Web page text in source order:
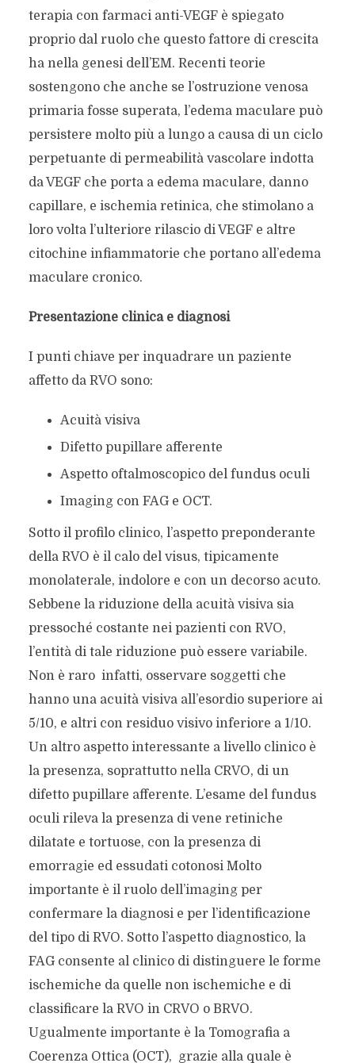
terapia con farmaci anti-VEGF è spiegato
proprio dal ruolo che questo fattore di crescita
ha nella genesi dell’EM. Recenti teorie
sostengono che anche se l’ostruzione venosa
primaria fosse superata, l’edema maculare può
persistere molto più a lungo a causa di un ciclo
perpetuante di permeabilità vascolare indotta
da VEGF che porta a edema maculare, danno
capillare, e ischemia retinica, che stimolano a
loro volta l’ulteriore rilascio di VEGF e altre
citochine infiammatorie che portano all’edema
maculare cronico.
Presentazione clinica e diagnosi
I punti chiave per inquadrare un paziente
affetto da RVO sono:
Acuità visiva
Difetto pupillare afferente
Aspetto oftalmoscopico del fundus oculi
Imaging con FAG e OCT.
Sotto il profilo clinico, l’aspetto preponderante
della RVO è il calo del visus, tipicamente
monolaterale, indolore e con un decorso acuto.
Sebbene la riduzione della acuità visiva sia
pressoché costante nei pazienti con RVO,
l’entità di tale riduzione può essere variabile.
Non è raro infatti, osservare soggetti che
hanno una acuità visiva all’esordio superiore ai
5/10, e altri con residuo visivo inferiore a 1/10.
Un altro aspetto interessante a livello clinico è
la presenza, soprattutto nella CRVO, di un
difetto pupillare afferente. L’esame del fundus
oculi rileva la presenza di vene retiniche
dilatate e tortuose, con la presenza di
emorragie ed essudati cotonosi Molto
importante è il ruolo dell’imaging per
confermare la diagnosi e per l’identificazione
del tipo di RVO. Sotto l’aspetto diagnostico, la
FAG consente al clinico di distinguere le forme
ischemiche da quelle non ischemiche e di
classificare la RVO in CRVO o BRVO.
Ugualmente importante è la Tomografia a
Coerenza Ottica (OCT), grazie alla quale è